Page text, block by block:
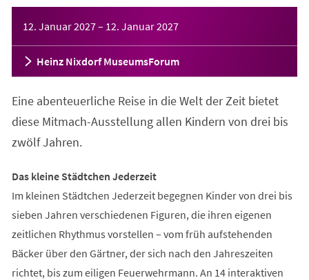
12. Januar 2027– 12. Januar 2027
Heinz Nixdorf MuseumsForum
Eine abenteuerliche Reise in die Welt der Zeit bietet
diese Mitmach-Ausstellung allen Kindern von drei bis
zwölf Jahren.
Das kleine Städtchen Jederzeit
Im kleinen Städtchen Jederzeit begegnen Kinder von drei bis
sieben Jahren verschiedenen Figuren, die ihren eigenen
zeitlichen Rhythmus vorstellen – vom früh aufstehenden
Bäcker über den Gärtner, der sich nach den Jahreszeiten
richtet, bis zum eiligen Feuerwehrmann. An 14 interaktiven